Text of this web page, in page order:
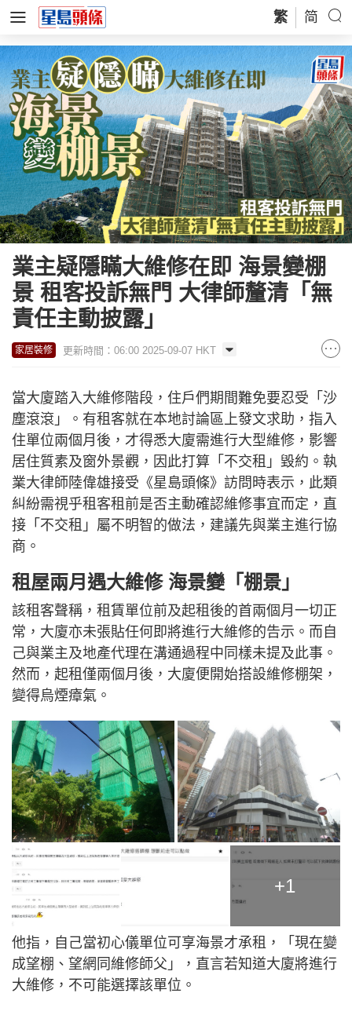
繁 简
業主疑隱瞞大維修在即 海景變棚
景 租客投訴無門 大律師釐清「無
責任主動披露」
家居裝修 更新時間：06:00 2025-09-07 HKT
當大廈踏入大維修階段，住戶們期間難免要忍受「沙
塵滾滾」。有租客就在本地討論區上發文求助，指入
住單位兩個月後，才得悉大廈需進行大型維修，影響
居住質素及窗外景觀，因此打算「不交租」毀約。執
業大律師陸偉雄接受《星島頭條》訪問時表示，此類
糾紛需視乎租客租前是否主動確認維修事宜而定，直
接「不交租」屬不明智的做法，建議先與業主進行協
商。
租屋兩月遇大維修 海景變「棚景」
該租客聲稱，租賃單位前及起租後的首兩個月一切正
常，大廈亦未張貼任何即將進行大維修的告示。而自
己與業主及地產代理在溝通過程中同樣未提及此事。
然而，起租僅兩個月後，大廈便開始搭設維修棚架，
變得烏煙瘴氣。
+1
他指，自己當初心儀單位可享海景才承租，「現在變
成望棚、望網同維修師父」，直言若知道大廈將進行
大維修，不可能選擇該單位。